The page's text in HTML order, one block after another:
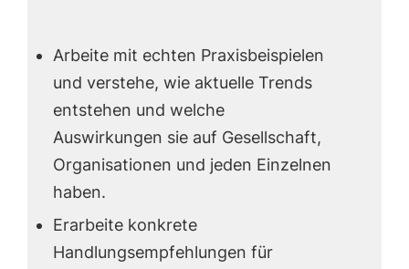
Arbeite mit echten Praxisbeispielen
und verstehe, wie aktuelle Trends
entstehen und welche
Auswirkungen sie auf Gesellschaft,
Organisationen und jeden Einzelnen
haben.
Erarbeite konkrete
Handlungsempfehlungen für